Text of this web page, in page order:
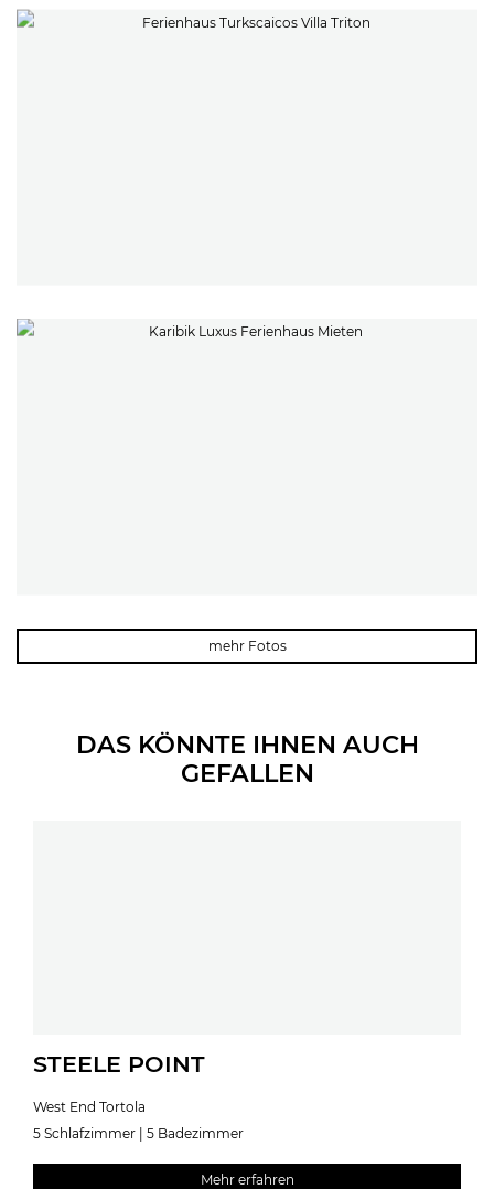
mehr Fotos
DAS KÖNNTE IHNEN AUCH
GEFALLEN
STEELE POINT
West End Tortola
5 Schlafzimmer | 5 Badezimmer
Mehr erfahren